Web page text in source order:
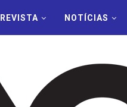
NOTÍCIAS